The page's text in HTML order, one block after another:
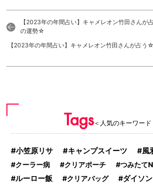
【2023年の年間占い】キャメレオン竹田さん
の運勢☆
【2023年の年間占い】キャメレオン竹田さんが占う
Tags＜人気のキーワード
小笠原リサ キャンプスイーツ 風
クーラー病 クリアポーチ つみたて
ルーロー飯 クリアバッグ ダイソン